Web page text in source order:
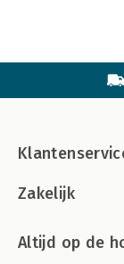
Zakelijk
Altijd op de